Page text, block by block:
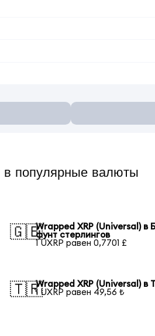
популярные валюты
🇬🇧Wrapped XRP (Universal) в
фунт стерлингов
1 UXRP равен 0,7701 £
🇹🇷Wrapped XRP (Universal) в
1 UXRP равен 49,56 ₺